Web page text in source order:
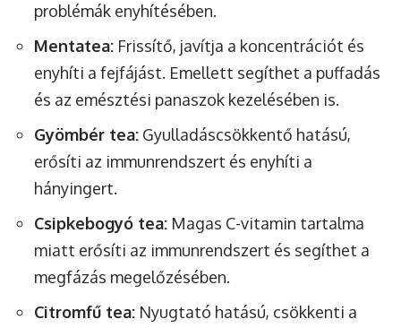
problémák enyhítésében.
Mentatea: Frissítő, javítja a koncentrációt és
enyhíti a fejfájást. Emellett segíthet a puffadás
és az emésztési panaszok kezelésében is.
Gyömbér tea: Gyulladáscsökkentő hatású,
erősíti az immunrendszert és enyhíti a
hányingert.
Csipkebogyó tea: Magas C-vitamin tartalma
miatt erősíti az immunrendszert és segíthet a
megfázás megelőzésében.
Citromfű tea: Nyugtató hatású, csökkenti a